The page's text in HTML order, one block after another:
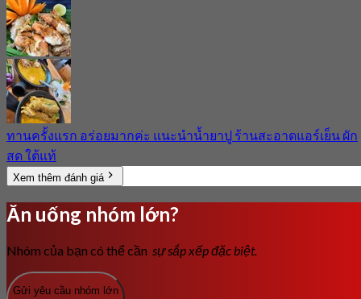
ทานครั้งแรก อร่อยมากค่ะ แนะนำน้ำยาปู ร้านสะอาดแอร์เย็น ผัก
สด ใต้แท้
Xem thêm đánh giá
Ăn uống nhóm lớn?
Nhóm của bạn có thể cần sự sắp xếp đặc biệt.
Gửi yêu cầu nhóm lớn